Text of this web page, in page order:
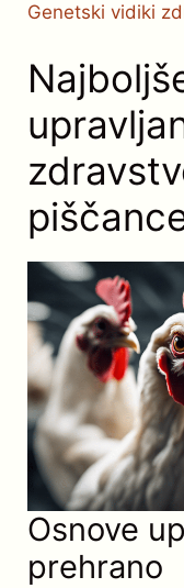
Genetski vidiki
Osnove
prehrano